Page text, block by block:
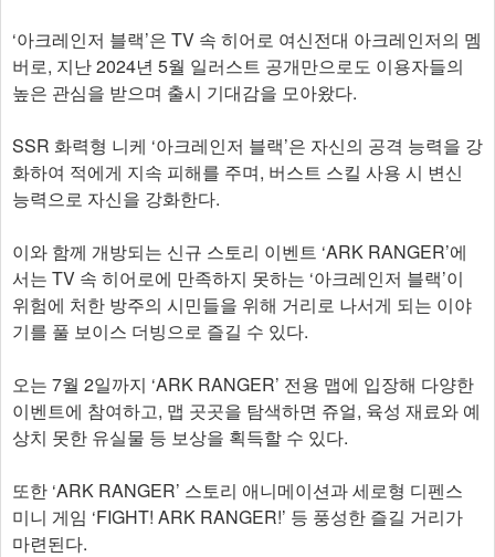
‘아크레인저 블랙’은 TV 속 히어로 여신전대 아크레인저의 멤
버로, 지난 2024년 5월 일러스트 공개만으로도 이용자들의
높은 관심을 받으며 출시 기대감을 모아왔다.
SSR 화력형 니케 ‘아크레인저 블랙’은 자신의 공격 능력을 강
화하여 적에게 지속 피해를 주며, 버스트 스킬 사용 시 변신
능력으로 자신을 강화한다.
이와 함께 개방되는 신규 스토리 이벤트 ‘ARK RANGER’에
서는 TV 속 히어로에 만족하지 못하는 ‘아크레인저 블랙’이
위험에 처한 방주의 시민들을 위해 거리로 나서게 되는 이야
기를 풀 보이스 더빙으로 즐길 수 있다.
오는 7월 2일까지 ‘ARK RANGER’ 전용 맵에 입장해 다양한
이벤트에 참여하고, 맵 곳곳을 탐색하면 쥬얼, 육성 재료와 예
상치 못한 유실물 등 보상을 획득할 수 있다.
또한 ‘ARK RANGER’ 스토리 애니메이션과 세로형 디펜스
미니 게임 ‘FIGHT! ARK RANGER!’ 등 풍성한 즐길 거리가
마련된다.